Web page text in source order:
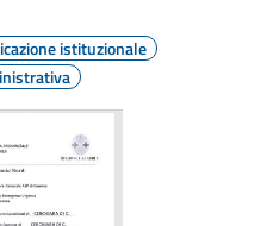
istituzionale